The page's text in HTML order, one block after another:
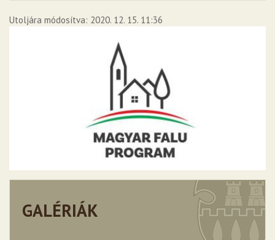
Utoljára módosítva: 2020. 12. 15. 11:36
GALÉRIÁK